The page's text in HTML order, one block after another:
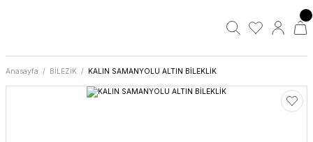
Anasayfa BİLEZİK KALIN SAMANYOLU ALTIN BİLEKLİK